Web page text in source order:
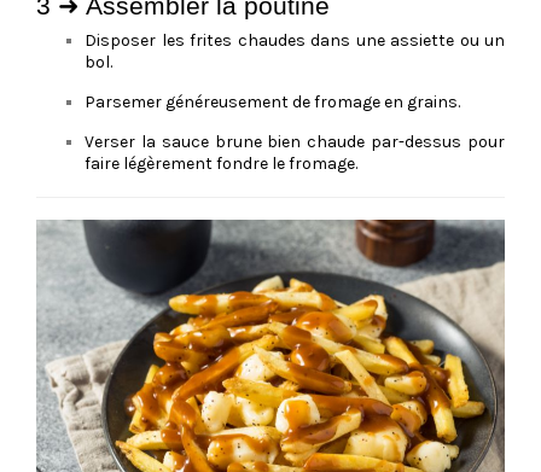
3 ➜ Assembler la poutine
Disposer les frites chaudes dans une assiette ou un
bol.
Parsemer généreusement de fromage en grains.
Verser la sauce brune bien chaude par-dessus pour
faire légèrement fondre le fromage.